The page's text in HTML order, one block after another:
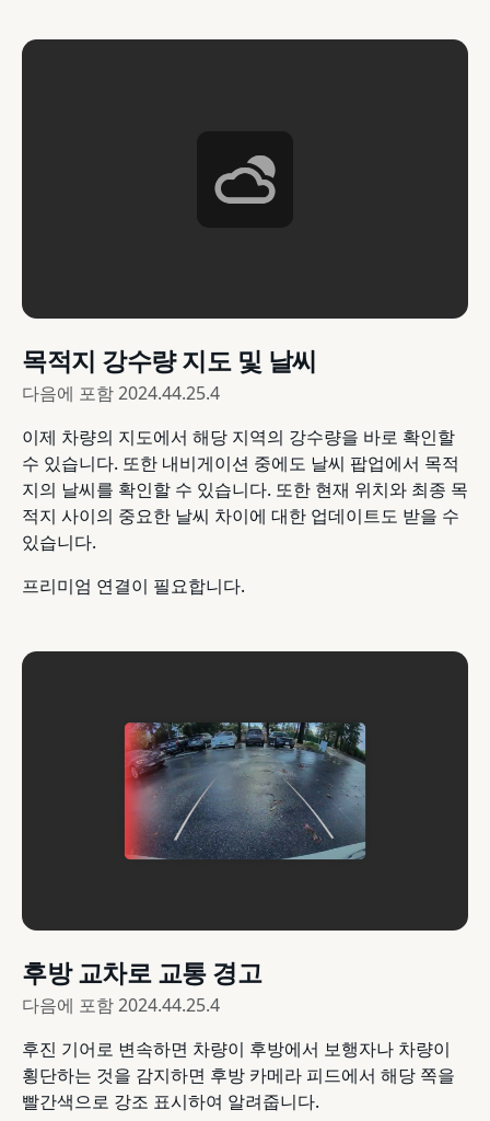
목적지 강수량 지도 및 날씨
다음에 포함2024.44.25.4
이제 차량의 지도에서 해당 지역의 강수량을 바로 확인할
수 있습니다. 또한 내비게이션 중에도 날씨 팝업에서 목적
지의 날씨를 확인할 수 있습니다. 또한 현재 위치와 최종 목
적지 사이의 중요한 날씨 차이에 대한 업데이트도 받을 수
있습니다.
프리미엄 연결이 필요합니다.
후방 교차로 교통 경고
다음에 포함2024.44.25.4
후진 기어로 변속하면 차량이 후방에서 보행자나 차량이
횡단하는 것을 감지하면 후방 카메라 피드에서 해당 쪽을
빨간색으로 강조 표시하여 알려줍니다.